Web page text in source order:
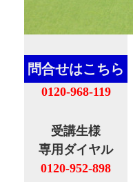
問合せはこちら
0120-968-119
受講生様
専用ダイヤル
0120-952-898